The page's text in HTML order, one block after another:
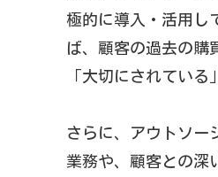
極的に導入・活用し
ば、顧客の過去の購
「大切にされてい
さらに、アウトソー
業務や、顧客との深